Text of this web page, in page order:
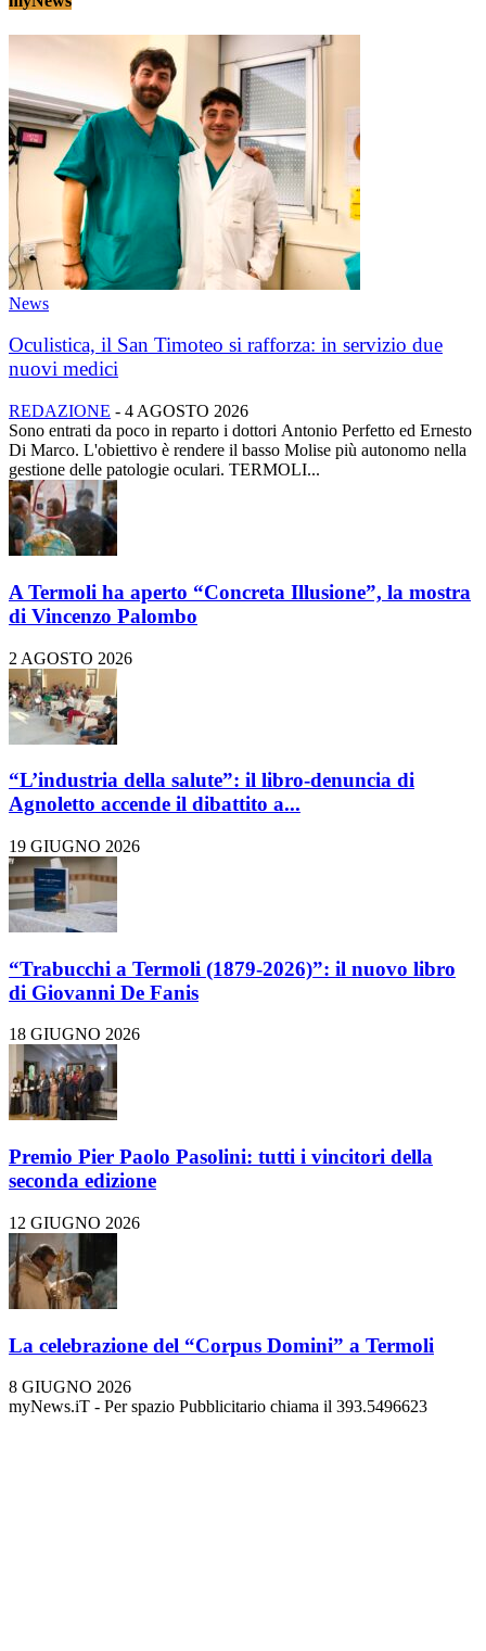
News
Oculistica, il San Timoteo si rafforza: in servizio due
nuovi medici
REDAZIONE - 4 AGOSTO 2026
Sono entrati da poco in reparto i dottori Antonio Perfetto ed Ernesto
Di Marco. L'obiettivo è rendere il basso Molise più autonomo nella
gestione delle patologie oculari. TERMOLI...
A Termoli ha aperto “Concreta Illusione”, la mostra
di Vincenzo Palombo
2 AGOSTO 2026
“L’industria della salute”: il libro-denuncia di
Agnoletto accende il dibattito a...
19 GIUGNO 2026
“Trabucchi a Termoli (1879-2026)”: il nuovo libro
di Giovanni De Fanis
18 GIUGNO 2026
Premio Pier Paolo Pasolini: tutti i vincitori della
seconda edizione
12 GIUGNO 2026
La celebrazione del “Corpus Domini” a Termoli
8 GIUGNO 2026
myNews.iT - Per spazio Pubblicitario chiama il 393.5496623